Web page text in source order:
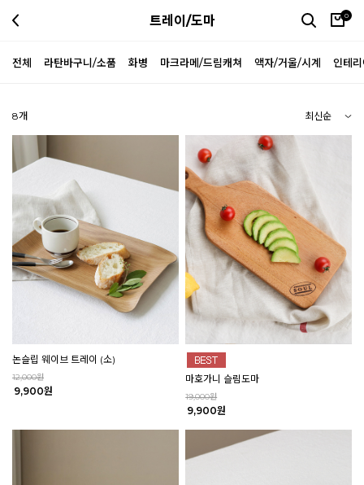
트레이/도마 0
전체 라탄바구니/소품 화병 마크라메/드림캐쳐 액자/거울/시계 인테
8개
논슬립 웨이브 트레이 (소)
12,000원
9,900원
마호가니 슬림도마
19,000원
9,900원